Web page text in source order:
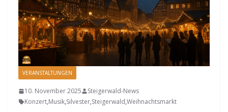
VERANSTALTUNGEN
10. November 2025
Steigerwald-News
Konzert,Musik,Silvester,Steigerwald,Weihnachtsmarkt